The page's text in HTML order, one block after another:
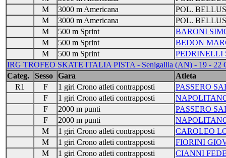
M
3000 m Americana
POL.
M
3000 m Americana
POL.
M
500 m Sprint
BARONI
M
500 m Sprint
BEDON
M
500 m Sprint
PEDRINELLI
IRG TROFEO SKATE ITALIA PISTA - Senigallia (AN) - 19 - 22
Categ.
Sesso Gara
Atleta
R1
F 1 giri Crono atleti contrapposti
PASSERO
F
1 giri Crono atleti contrapposti
F
2000 m punti
PASSERO
F
2000 m punti
M
1 giri Crono atleti contrapposti
CAROLEO
M
1 giri Crono atleti contrapposti
FIORINI
M
1 giri Crono atleti contrapposti
CIANNI